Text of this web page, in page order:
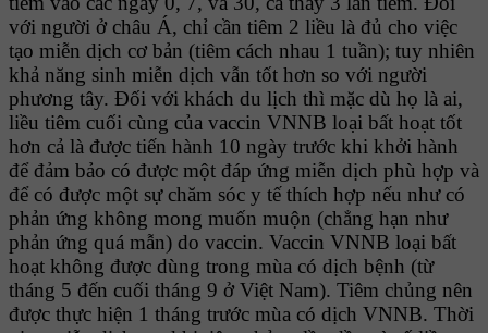
với người ở châu Á, chỉ cần tiêm 2 liều là đủ cho việc
tạo miễn dịch cơ bản (tiêm cách nhau 1 tuần); tuy nhiên
khả năng sinh miễn dịch vẫn tốt hơn so với người
phương tây. Ðối với khách du lịch thì mặc dù họ là ai,
liều tiêm cuối cùng của vaccin VNNB loại bất hoạt tốt
hơn cả là được tiến hành 10 ngày trước khi khởi hành
để đảm bảo có được một đáp ứng miễn dịch phù hợp và
để có được một sự chăm sóc y tế thích hợp nếu như có
phản ứng không mong muốn muộn (chẳng hạn như
phản ứng quá mẫn) do vaccin. Vaccin VNNB loại bất
hoạt không được dùng trong mùa có dịch bệnh (từ
tháng 5 đến cuối tháng 9 ở Việt Nam). Tiêm chủng nên
được thực hiện 1 tháng trước mùa có dịch VNNB. Thời